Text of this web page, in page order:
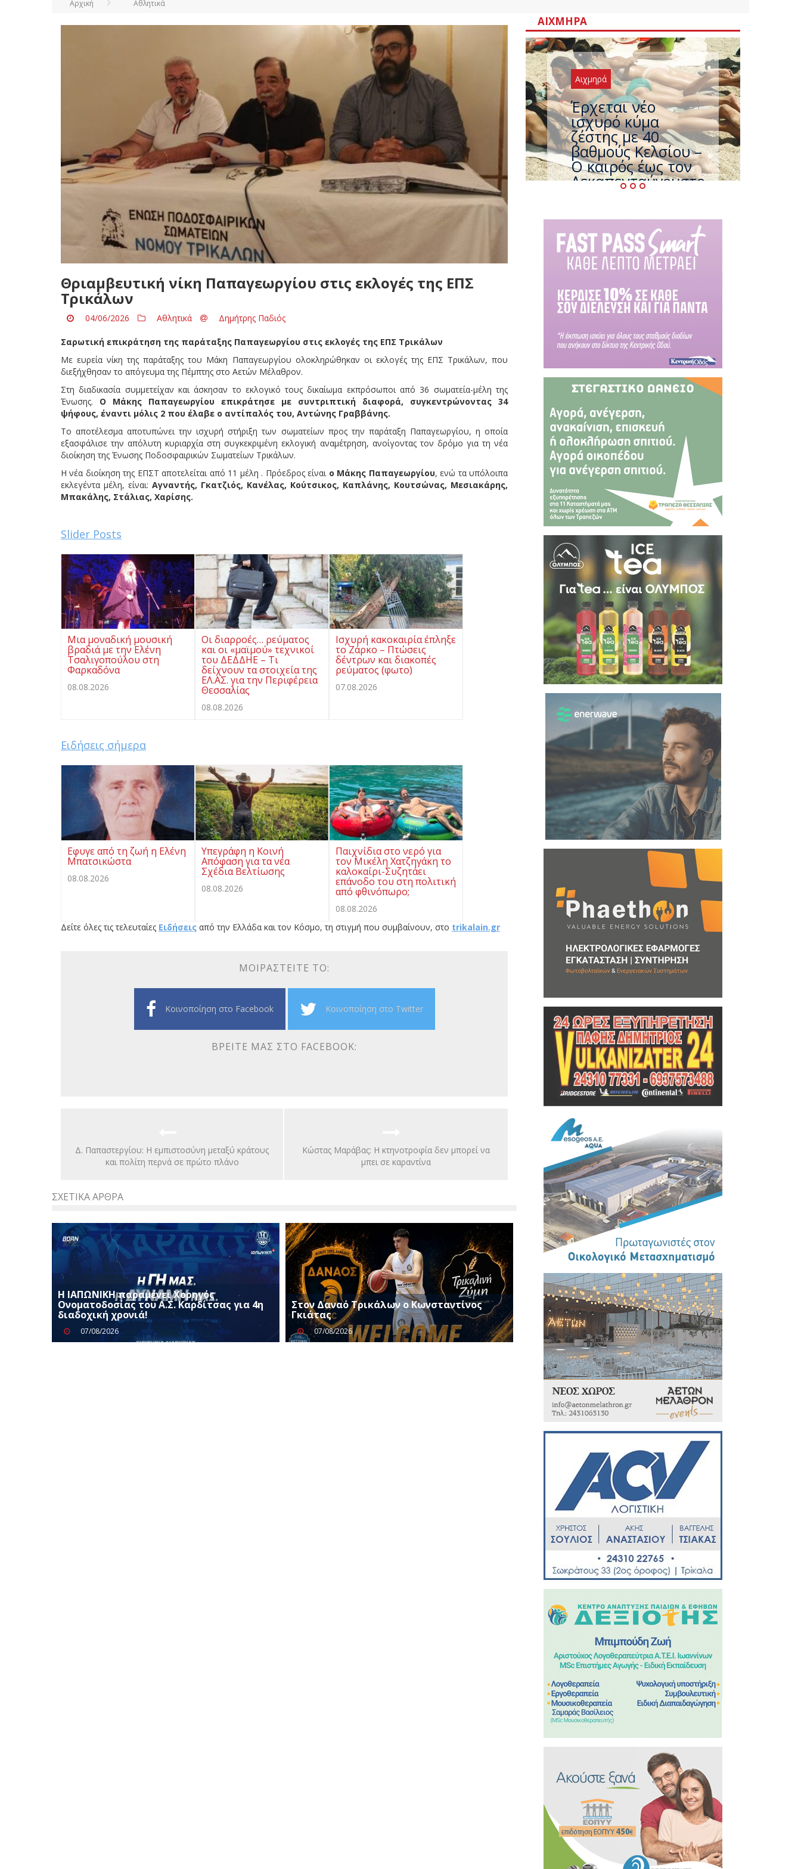
Αρχική Αθλητικά
Θριαμβευτική νίκη Παπαγεωργίου στις εκλογές της ΕΠΣ
Τρικάλων
04/06/2026 Αθλητικά Δημήτρης Παδιός
Σαρωτική επικράτηση της παράταξης Παπαγεωργίου στις εκλογές της ΕΠΣ Τρικάλων
Με ευρεία νίκη της παράταξης του Μάκη Παπαγεωργίου ολοκληρώθηκαν οι εκλογές της ΕΠΣ Τρικάλων, που
διεξήχθησαν το απόγευμα της Πέμπτης στο Αετών Μέλαθρον.
Στη διαδικασία συμμετείχαν και άσκησαν το εκλογικό τους δικαίωμα εκπρόσωποι από 36 σωματεία-μέλη της
Ένωσης. Ο Μάκης Παπαγεωργίου επικράτησε με συντριπτική διαφορά, συγκεντρώνοντας 34
ψήφους, έναντι μόλις 2 που έλαβε ο αντίπαλός του, Αντώνης Γραββάνης.
Το αποτέλεσμα αποτυπώνει την ισχυρή στήριξη των σωματείων προς την παράταξη Παπαγεωργίου, η οποία
εξασφάλισε την απόλυτη κυριαρχία στη συγκεκριμένη εκλογική αναμέτρηση, ανοίγοντας τον δρόμο για τη νέα
διοίκηση της Ένωσης Ποδοσφαιρικών Σωματείων Τρικάλων.
Η νέα διοίκηση της ΕΠΣΤ αποτελείται από 11 μέλη . Πρόεδρος είναι ο Μάκης Παπαγεωργίου, ενώ τα υπόλοιπα
εκλεγέντα μέλη, είναι: Αγναντής, Γκατζιός, Κανέλας, Κούτσικος, Καπλάνης, Κουτσώνας, Μεσιακάρης,
Μπακάλης, Στάλιας, Χαρίσης.
Slider Posts
Μια μοναδική μουσική
βραδιά με την Ελένη
Τσαλιγοπούλου στη
Φαρκαδόνα
08.08.2026
Οι διαρροές… ρεύματος
και οι «μαϊμού» τεχνικοί
του ΔΕΔΔΗΕ – Τι
δείχνουν τα στοιχεία της
ΕΛ.ΑΣ. για την Περιφέρεια
Θεσσαλίας
08.08.2026
Ισχυρή κακοκαιρία έπληξε
το Ζάρκο – Πτώσεις
δέντρων και διακοπές
ρεύματος (φωτο)
07.08.2026
Ειδήσεις σήμερα
Eφυγε από τη ζωή η Ελένη
Μπατσικώστα
08.08.2026
Υπεγράφη η Κοινή
Απόφαση για τα νέα
Σχέδια Βελτίωσης
08.08.2026
Παιχνίδια στο νερό για
τον Μικέλη Χατζηγάκη το
καλοκαίρι-Συζητάει
επάνοδο του στη πολιτική
από φθινόπωρο;
08.08.2026
Δείτε όλες τις τελευταίες Ειδήσεις από την Ελλάδα και τον Κόσμο, τη στιγμή που συμβαίνουν, στο trikalain.gr
ΜΟΙΡΑΣΤΕΊΤΕ ΤΟ:
Κοινοποίηση στο Facebook Κοινοποίηση στο Twitter
ΒΡΕΊΤΕ ΜΑΣ ΣΤΟ FACEBOOK:
Δ. Παπαστεργίου: Η εμπιστοσύνη μεταξύ κράτους
και πολίτη περνά σε πρώτο πλάνο
Kώστας Μαράβας: Η κτηνοτροφία δεν μπορεί να
μπει σε καραντίνα
ΣΧΕΤΙΚΆ ΆΡΘΡΑ
Η ΙΑΠΩΝΙΚΗ παραμένει Χορηγός
Ονοματοδοσίας του Α.Σ. Καρδίτσας για 4η
διαδοχική χρονιά!
07/08/2026
Στον Δαναό Τρικάλων ο Κωνσταντίνος
Γκιάτας
07/08/2026
ΑΙΧΜΗΡΆ
Αιχμηρά
Άφαντος ο
Τσίπρας… την ώρα
που η χώρα
καίγεται